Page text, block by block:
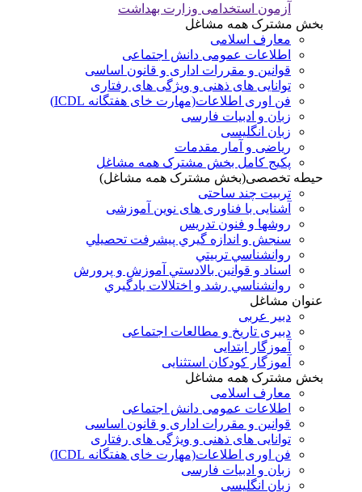
آزمون استخدامی وزارت بهداشت
بخش مشترک همه مشاغل
معارف اسلامی
اطلاعات عمومی دانش اجتماعی
قوانین و مقررات اداری و قانون اساسی
توانایی های ذهنی و ویژگی های رفتاری
فن اوری اطلاعات(مهارت خای هفتگانه ICDL)
زبان و ادبیات فارسی
زبان انگلیسی
ریاضی و آمار مقدمات
پکیج کامل بخش مشترک همه مشاغل
حیطه تخصصی(بخش مشترک همه مشاغل)
تربیت چند ساحتی
آشنایی با فناوری های نوین آموزشی
روشها و فنون تدريس
سنجش و اندازه گيري پيشرفت تحصيلي
روانشناسي تربيتي
اسناد و قوانين بالادستي آموزش و پرورش
روانشناسي رشد و اختلالات يادگيري
عنوان مشاغل
دبير عربی
دبیری تاریخ و مطالعات اجتماعی
آموزگار ابتدایی
آموزگار کودکان استثنایی
بخش مشترک همه مشاغل
معارف اسلامی
اطلاعات عمومی دانش اجتماعی
قوانین و مقررات اداری و قانون اساسی
توانایی های ذهنی و ویژگی های رفتاری
فن اوری اطلاعات(مهارت خای هفتگانه ICDL)
زبان و ادبیات فارسی
زبان انگلیسی